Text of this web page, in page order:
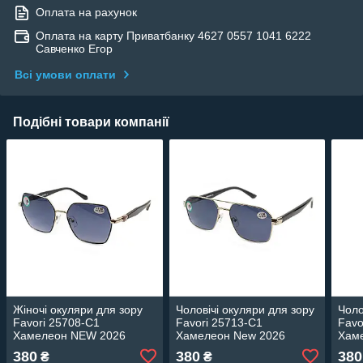
Оплата на рахунок
Оплата на карту Приватбанку 4627 0557 1041 6222
Савченко Егор
Всі умови оплати
Подібні товари компанії
Жіночі окуляри для зору
Favori 25708-C1
Хамелеон NEW 2026
380 ₴
Чоловічі окуляри для зору
Favori 25713-C1
Хамелеон New 2026
380₴ 380